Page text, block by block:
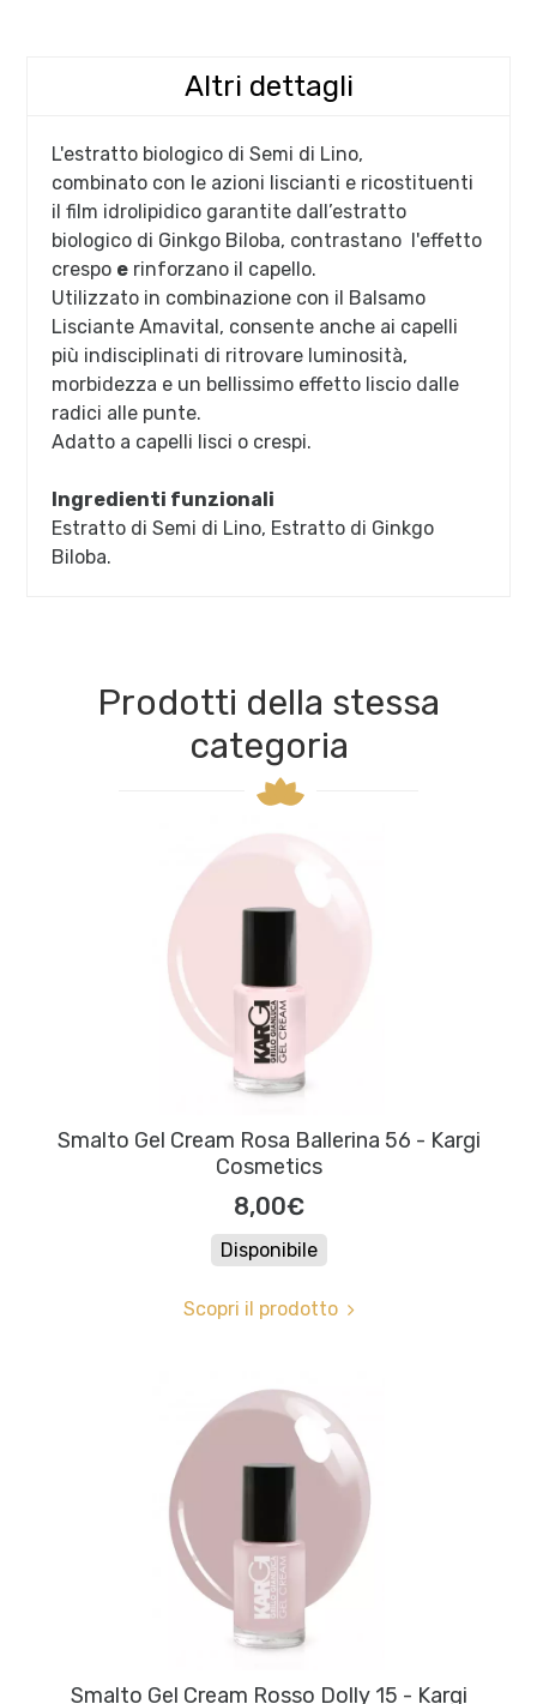
Altri dettagli
L'estratto biologico di Semi di Lino,
combinato con le azioni liscianti e ricostituenti
il film idrolipidico garantite dall’estratto
biologico di Ginkgo Biloba, contrastano l'effetto
crespo e rinforzano il capello.
Utilizzato in combinazione con il Balsamo
Lisciante Amavital, consente anche ai capelli
più indisciplinati di ritrovare luminosità,
morbidezza e un bellissimo effetto liscio dalle
radici alle punte.
Adatto a capelli lisci o crespi.
Ingredienti funzionali
Estratto di Semi di Lino, Estratto di Ginkgo
Biloba.
Prodotti della stessa
categoria
Smalto Gel Cream Rosa Ballerina 56 - Kargi
Cosmetics
8,00€
Disponibile
Scopri il prodotto
Smalto Gel Cream Rosso Dolly 15 - Kargi